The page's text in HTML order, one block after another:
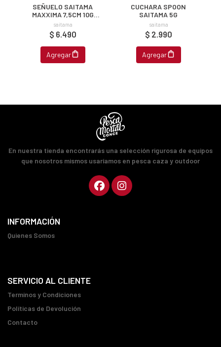
SEÑUELO SAITAMA
MAXXIMA 7,5CM 10G
SINKING
saitama
$ 6.490
Agregar
CUCHARA SPOON
SAITAMA 5G
saitama
$ 2.990
Agregar
En nuestra tienda encontrarás una selección rigurosa de equipos
que nosotros mismos usaríamos en pesca caza y outdoor
INFORMACIÓN
Quienes Somos
SERVICIO AL CLIENTE
Terminos y Condiciones
Políticas de Devolución
Contacto